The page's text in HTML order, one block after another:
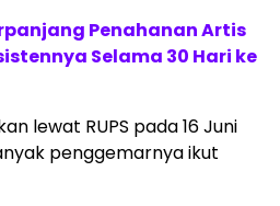
Penahanan Artis
Selama 30 Hari ke
lewat RUPS pada 16 Juni
penggemarnya ikut